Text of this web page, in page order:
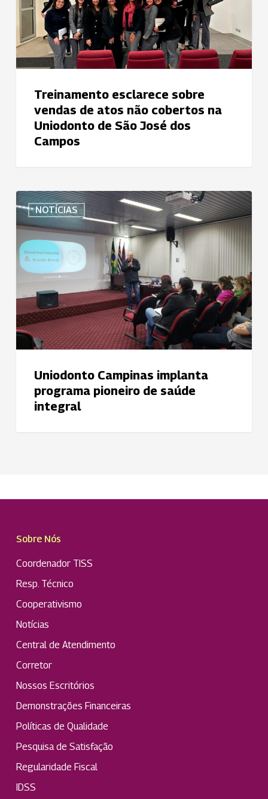
não
cobertos
na
Uniodonto
de
Campos
Treinamento esclarece sobre
vendas de atos não cobertos na
Uniodonto de São José dos
Campos
NOTÍCIAS
Uniodonto
Campinas
implanta
programa
pioneiro
saúde
integral
Uniodonto Campinas implanta
programa pioneiro de saúde
integral
Sobre Nós
Coordenador TISS
Resp. Técnico
Cooperativismo
Notícias
Central de Atendimento
Corretor
Nossos Escritórios
Demonstrações Financeiras
Políticas de Qualidade
Pesquisa de Satisfação
Regularidade Fiscal
IDSS